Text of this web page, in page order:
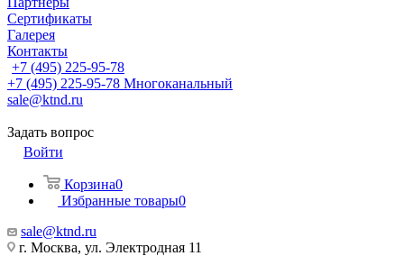
Сертификаты
Галерея
Контакты
+7 (495) 225-95-78
+7 (495) 225-95-78 Многоканальный
sale@ktnd.ru
Задать вопрос
Войти
Корзина0
Избранные товары0
sale@ktnd.ru
г. Москва, ул. Электродная 11